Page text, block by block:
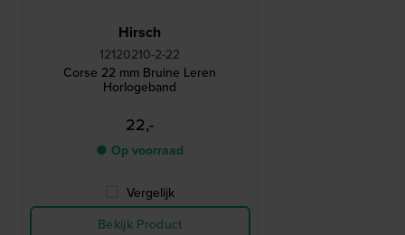
Hirsch
12120210-2-22
Corse 22 mm Bruine Leren
Horlogeband
22,-
● Op voorraad
Vergelijk
Bekijk Product